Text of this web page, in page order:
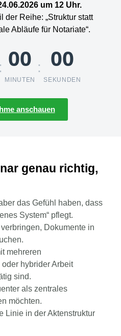
um 12 Uhr.
der Reihe: „Struktur statt
Abläufe für Notariate“.
: 00
MINUTEN
: 00
SEKUNDEN
anschauen
genau richtig,
das Gefühl haben, dass
System“ pflegt.
Dokumente in
mehreren
hybrider Arbeit
sind.
als zentrales
möchten.
Linie in der Aktenstruktur